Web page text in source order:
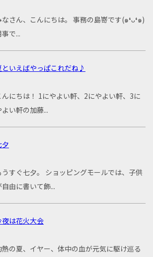
なさん、こんにちは。 事務の島嵜です(๑❛ᴗ❛๑)
で...
といえばやっぱこれだね♪
んにちは！ 1にやよい軒、2にやよい軒、3に
よい軒の加藤...
夕
うすぐ七夕。 ショッピングモールでは、子供
自由に書いて飾...
夜は花火大会
熱の夏、イヤー、体中の血が元気に駆け巡る